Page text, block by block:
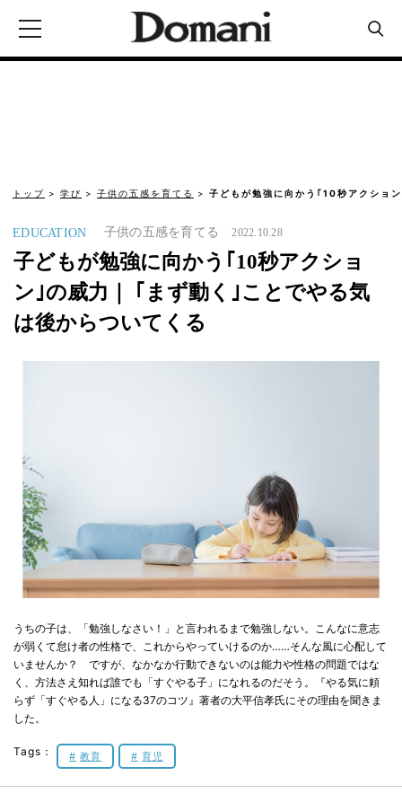
トップ 学び 子供の五感を育てる 子どもが勉強に向かう｢10秒アクショ
EDUCATION 子供の五感を育てる 2022.10.28
子どもが勉強に向かう｢10秒アクショ
ン｣の威力｜ ｢まず動く｣ことでやる気
は後からついてくる
うちの子は、「勉強しなさい！」と言われるまで勉強しない。こんなに意志
が弱くて怠け者の性格で、これからやっていけるのか……そんな風に心配して
いませんか？ ですが、なかなか行動できないのは能力や性格の問題ではな
く、方法さえ知れば誰でも「すぐやる子」になれるのだそう。『やる気に頼
らず「すぐやる人」になる37のコツ』著者の大平信孝氏にその理由を聞きま
した。
Tags： 教育 育児